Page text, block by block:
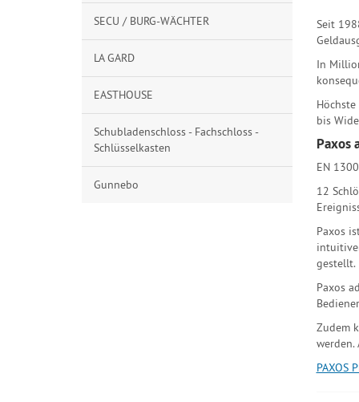
Seit
In
bis
Paxos
EN
12
Paxos
gestellt.
Paxos
Zudem
werden.
PAXOS
SECU / BURG-WÄCHTER
LA GARD
EASTHOUSE
Schubladenschloss - Fachschloss -
Schlüsselkasten
Gunnebo